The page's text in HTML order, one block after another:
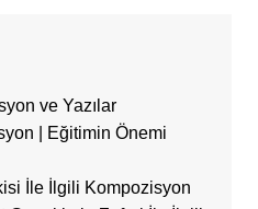
ve Yazılar
| Eğitimin Önemi
İle İlgili Kompozisyon